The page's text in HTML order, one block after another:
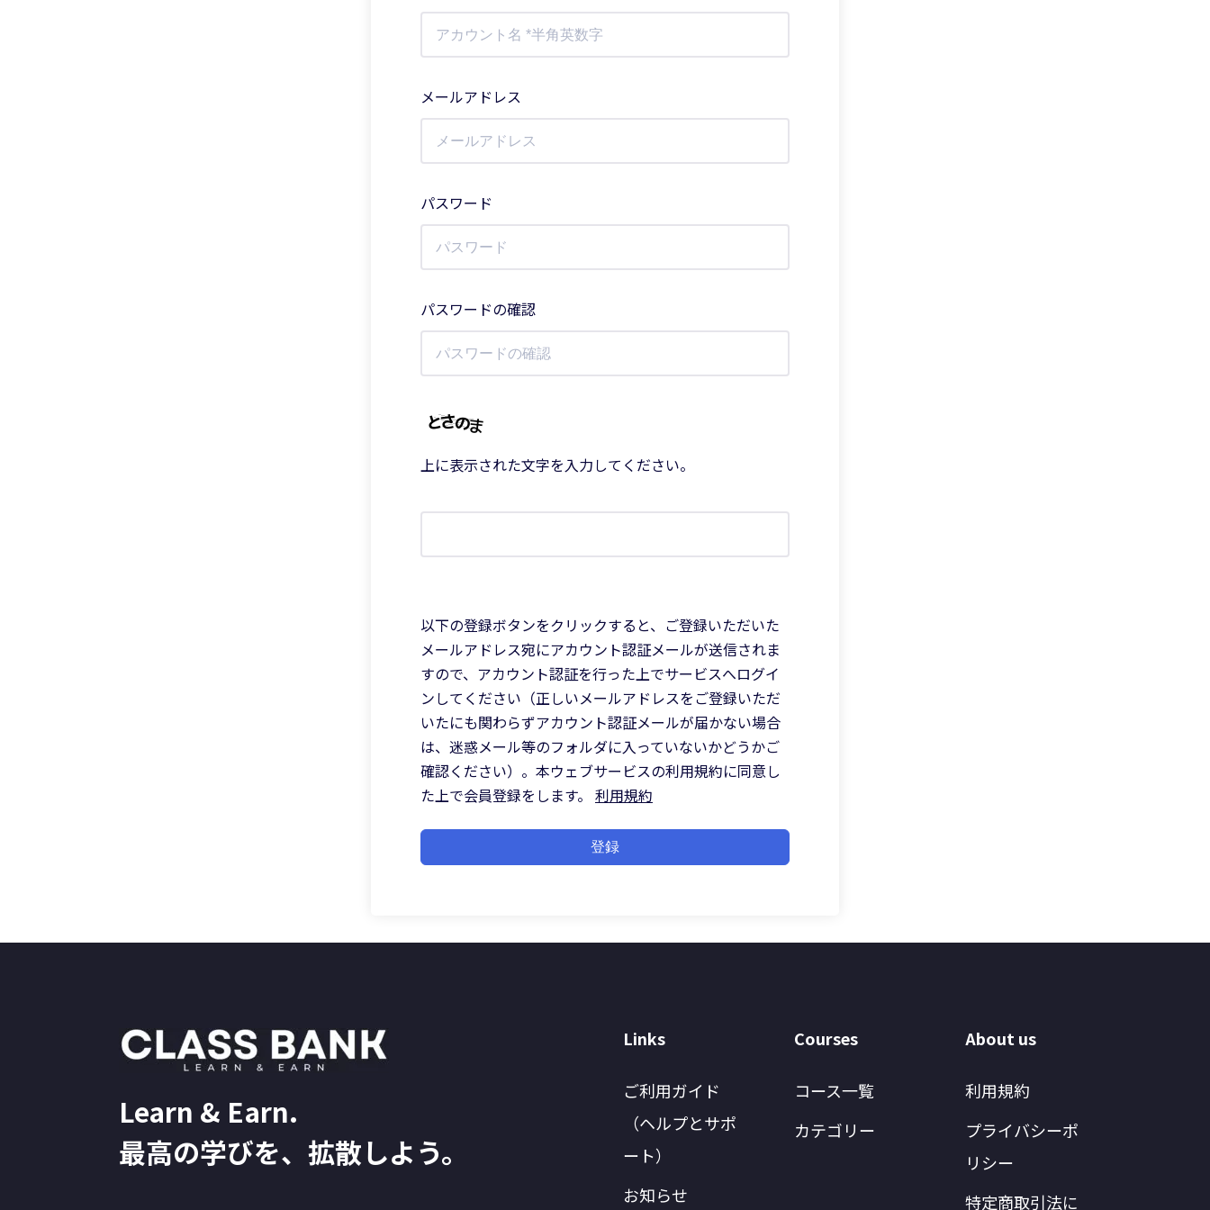
メールアドレス
パスワード
パスワードの確認
上に表示された文字を入力してください。
以下の登録ボタンをクリックすると、ご登録いただいた
メールアドレス宛にアカウント認証メールが送信されま
すので、アカウント認証を行った上でサービスへログイ
ンしてください（正しいメールアドレスをご登録いただ
いたにも関わらずアカウント認証メールが届かない場合
は、迷惑メール等のフォルダに入っていないかどうかご
確認ください）。本ウェブサービスの利用規約に同意し
た上で会員登録をします。 利用規約
登録
Learn & Earn.
最高の学びを、拡散しよう。
Links
ご利用ガイド
（ヘルプとサポ
ート）
お知らせ
Courses
コース一覧
カテゴリー
About us
利用規約
プライバシーポ
リシー
特定商取引法に